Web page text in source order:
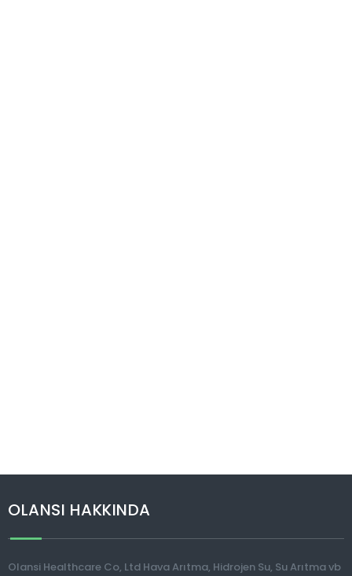
OLANSI HAKKINDA
Olansi Healthcare Co, Ltd Hava Arıtma, Hidrojen Su, Su Arıtma vb